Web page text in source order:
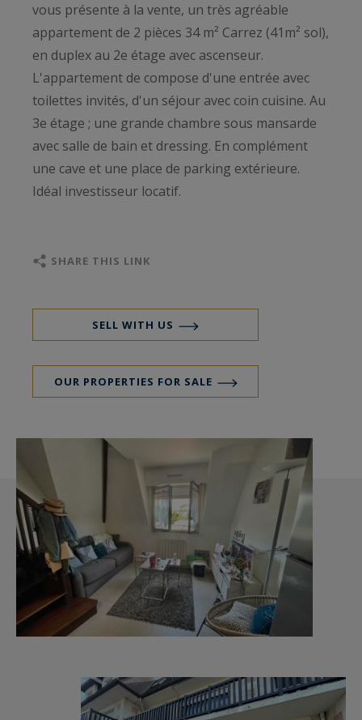
vous présente à la vente, un très agréable
appartement de 2 pièces 34 m² Carrez (41m² sol),
en duplex au 2e étage avec ascenseur.
L'appartement de compose d'une entrée avec
toilettes invités, d'un séjour avec coin cuisine. Au
3e étage ; une grande chambre sous mansarde
avec salle de bain et dressing. En complément
une cave et une place de parking extérieure.
Idéal investisseur locatif.
SHARE THIS LINK
SELL WITH US
OUR PROPERTIES FOR SALE